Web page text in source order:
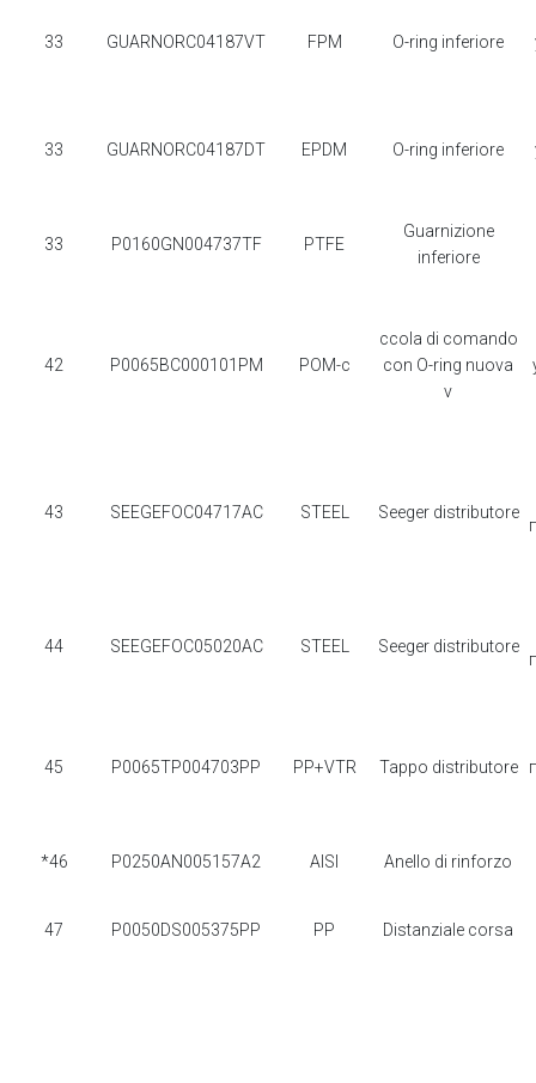
33 GUARNORC04187VT FPM O-ring inferiore
33 GUARNORC04187DT EPDM O-ring inferiore
33 P0160GN004737TF PTFE
Guarnizione
inferiore
42 P0065BC000101PM POM-c
ccola di comando
con O-ring nuova
v
43 SEEGEFOC04717AC STEEL Seeger distributore
44 SEEGEFOC05020AC STEEL Seeger distributore
45 P0065TP004703PP PP+VTR Tappo distributore
*46 P0250AN005157A2 AISI Anello di rinforzo
47 P0050DS005375PP PP Distanziale corsa